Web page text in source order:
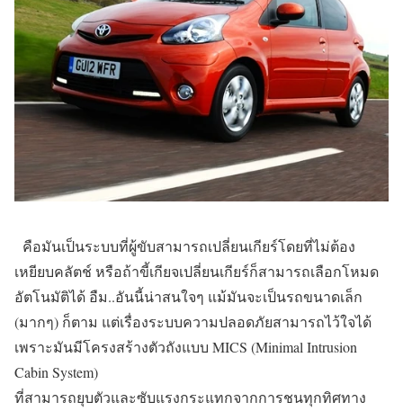
คือมันเป็นระบบที่ผู้ขับสามารถเปลี่ยนเกียร์โดยที่ไม่ต้อง
เหยียบคลัตช์ หรือถ้าขี้เกียจเปลี่ยนเกียร์ก็สามารถเลือกโหมด
อัตโนมัติได้ อืม..อันนี้น่าสนใจๆ แม้มันจะเป็นรถขนาดเล็ก
(มากๆ) ก็ตาม แต่เรื่องระบบความปลอดภัยสามารถไว้ใจได้
เพราะมันมีโครงสร้างตัวถังแบบ MICS (Minimal Intrusion
Cabin System)
ที่สามารถยุบตัวและซับแรงกระแทกจากการชนทุกทิศทาง